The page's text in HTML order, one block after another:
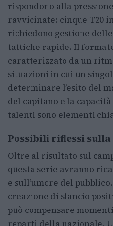
rispondono alla
ravvicinate: cinque T20
richiedono gestione
tattiche rapide. Il
caratterizzato da un
situazioni in cui un
determinare l’esito del
del capitano e la
talenti sono elementi
Possibili riflessi sulla
Oltre al risultato sul
questa serie avranno
e sull’umore del
creazione di slancio
può compensare
reparti della nazionale.